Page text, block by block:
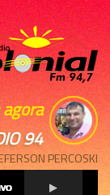
94
PERCOSKI